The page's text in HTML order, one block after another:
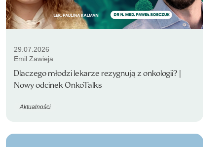
29.07.2026
Emil Zawieja
Dlaczego młodzi lekarze rezygnują z onkologii? |
Nowy odcinek OnkoTalks
Aktualności